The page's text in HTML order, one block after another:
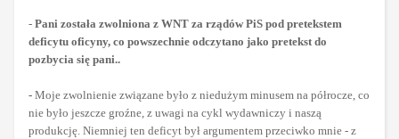
- Pani została zwolniona z WNT za rządów PiS pod pretekstem
deficytu oficyny, co powszechnie odczytano jako pretekst do
pozbycia się pani..
- Moje zwolnienie związane było z niedużym minusem na półrocze, co
nie było jeszcze groźne, z uwagi na cykl wydawniczy i naszą
produkcję. Niemniej ten deficyt był argumentem przeciwko mnie - z